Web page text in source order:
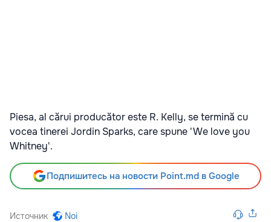
Piesa, al cărui producător este R. Kelly, se termină cu
vocea tinerei Jordin Sparks, care spune 'We love you
Whitney'.
Подпишитесь на новости Point.md в Google
Источник Noi